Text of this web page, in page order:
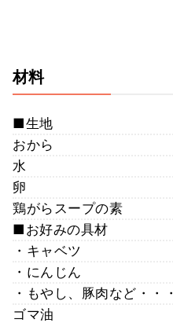
材料
■生地
おから
水
卵
鶏がらスープの素
■お好みの具材
・キャベツ
・にんじん
・もやし、豚肉など・・・
ゴマ油